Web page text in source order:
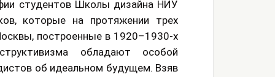
студентов Школы дизайна НИУ
которые на протяжении трех
построенные в 1920–1930-х
обладают особой
об идеальном будущем. Взяв